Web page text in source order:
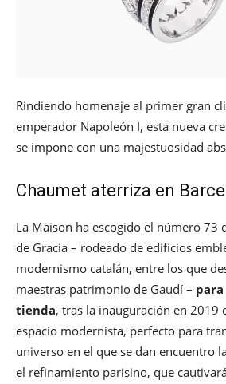
Rindiendo homenaje al primer gran
emperador Napoleón I, esta nueva
se impone con una majestuosidad
Chaumet aterriza en
La Maison ha escogido el número 73
de Gracia – rodeado de edificios
modernismo catalán, entre los que
maestras patrimonio de Gaudí –
tienda, tras la inauguración en 2019
espacio modernista, perfecto para
universo en el que se dan encuentro
el refinamiento parisino, que